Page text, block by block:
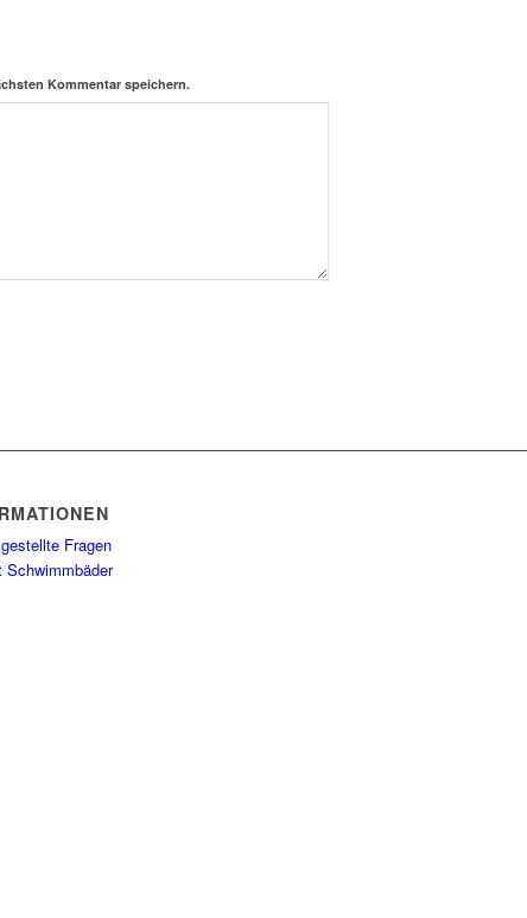
Kommentar speichern.
Fragen
Schwimmbäder